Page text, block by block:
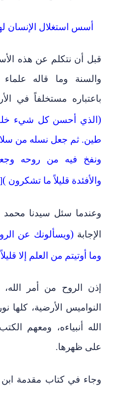
أسس استغلال الإنسان
قبل أن نتكلم عن هذه
والسنة وما قاله
باعتباره مستخلفاً في
) الذي أحسن كل شيء
طين. ثم جعل نسله من
ونفخ فيه من روحه
والأفئدة قليلاً ما تشكرون (
وعندما سئل سيدنا محمد
الإجابة )ويسألونك عن
وما أوتيتم من العلم إلا قليلاً
إذن الروح من أمر
النواميس الأرضية، كلها
الله أنبياءه، ومعهم
على ظهرها.
وجاء في كتاب مقدمة